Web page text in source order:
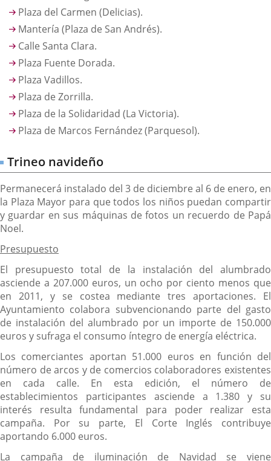
Plaza del Carmen (Delicias).
Mantería (Plaza de San Andrés).
Calle Santa Clara.
Plaza Fuente Dorada.
Plaza Vadillos.
Plaza de Zorrilla.
Plaza de la Solidaridad (La Victoria).
Plaza de Marcos Fernández (Parquesol).
Trineo navideño
Permanecerá instalado del 3 de diciembre al 6 de enero, en
la Plaza Mayor para que todos los niños puedan compartir
y guardar en sus máquinas de fotos un recuerdo de Papá
Noel.
Presupuesto
El presupuesto total de la instalación del alumbrado
asciende a 207.000 euros, un ocho por ciento menos que
en 2011, y se costea mediante tres aportaciones. El
Ayuntamiento colabora subvencionando parte del gasto
de instalación del alumbrado por un importe de 150.000
euros y sufraga el consumo íntegro de energía eléctrica.
Los comerciantes aportan 51.000 euros en función del
número de arcos y de comercios colaboradores existentes
en cada calle. En esta edición, el número de
establecimientos participantes asciende a 1.380 y su
interés resulta fundamental para poder realizar esta
campaña. Por su parte, El Corte Inglés contribuye
aportando 6.000 euros.
La campaña de iluminación de Navidad se viene